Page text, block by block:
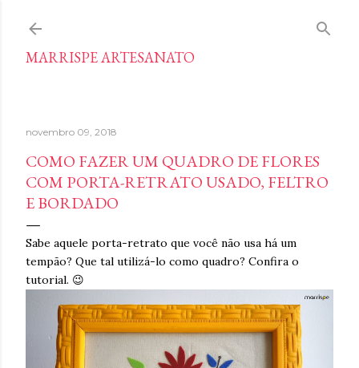
MARRISPE ARTESANATO
novembro 09, 2018
COMO FAZER UM QUADRO DE FLORES
COM PORTA-RETRATO USADO, FELTRO
E BORDADO
Sabe aquele porta-retrato que você não usa há um
tempão? Que tal utilizá-lo como quadro? Confira o
tutorial. 😉